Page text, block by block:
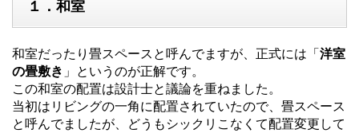
１．和室
和室だったり畳スペースと呼んでますが、正式には「 洋室
の畳敷き 」というのが正解です。
この和室の配置は設計士と議論を重ねました。
当初はリビングの一角に配置されていたので、畳スペース
と呼んでましたが、どうもシックリこなくて配置変更して